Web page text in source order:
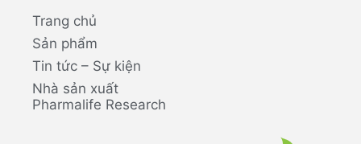
Trang chủ
Sản phẩm
Tin tức – Sự kiện
Nhà sản xuất
Pharmalife Research